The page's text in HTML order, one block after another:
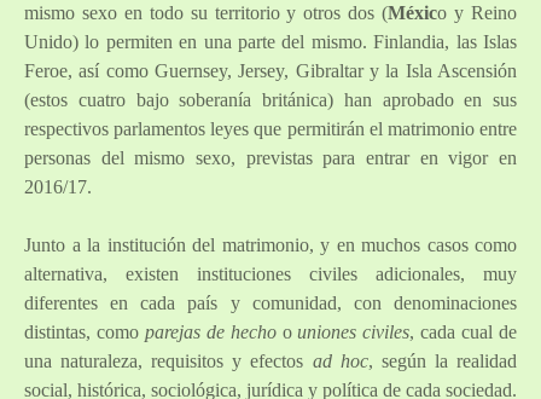
mismo sexo en todo su territorio y otros dos (México y Reino
Unido) lo permiten en una parte del mismo. Finlandia, las Islas
Feroe, así como Guernsey, Jersey, Gibraltar y la Isla Ascensión
(estos cuatro bajo soberanía británica) han aprobado en sus
respectivos parlamentos leyes que permitirán el matrimonio entre
personas del mismo sexo, previstas para entrar en vigor en
2016/17.
Junto a la institución del matrimonio, y en muchos casos como
alternativa, existen instituciones civiles adicionales, muy
diferentes en cada país y comunidad, con denominaciones
distintas, como parejas de hechoouniones civiles, cada cual de
una naturaleza, requisitos y efectos ad hoc, según la realidad
social, histórica, sociológica, jurídica y política de cada sociedad.